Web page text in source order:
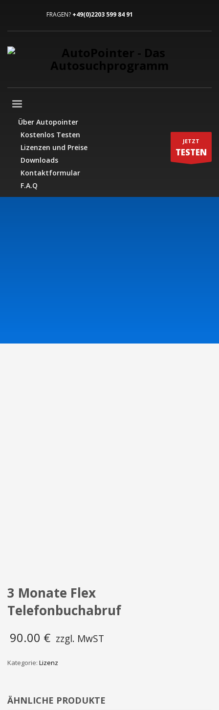
FRAGEN? +49(0)2203 599 84 91
Über Autopointer
Kostenlos Testen
Lizenzen und Preise
Downloads
Kontaktformular
F.A.Q
JETZT
TESTEN
3 Monate Flex
Telefonbuchabruf
90.00 € zzgl. MwST
Kategorie: Lizenz
ÄHNLICHE PRODUKTE